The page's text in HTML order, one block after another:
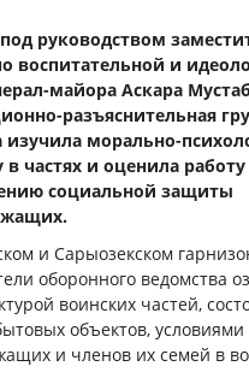
руководством
воспитательной и
майора Аскара
разъяснительная
изучила морально-
в частях и оценила
социальной защиты
и Сарыозекском
оборонного ведомства
воинских частей,
объектов,
и членов их семей в